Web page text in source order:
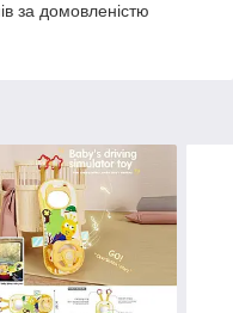
за домовленістю